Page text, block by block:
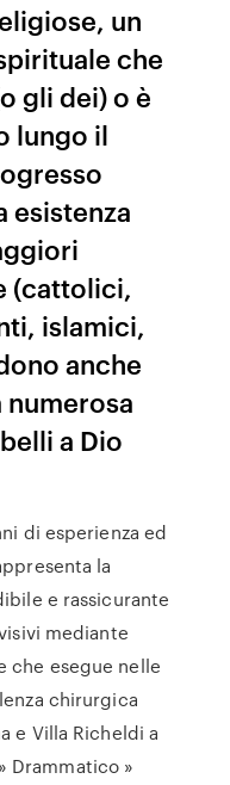
un
che
gli dei) o è
lungo il
esistenza
(cattolici,
islamici,
anche
numerosa
a Dio
di esperienza ed
la
e rassicurante
mediante
che esegue nelle
chirurgica
e Villa Richeldi a
Drammatico »